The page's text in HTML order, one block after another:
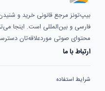
بیپ‌تونز مرجع قانونی خرید و
فارسی و بین‌المللی است. اینجا
محتوای صوتی موردعلاقه‌تان
ارتباط با ما
شرایط استفاده